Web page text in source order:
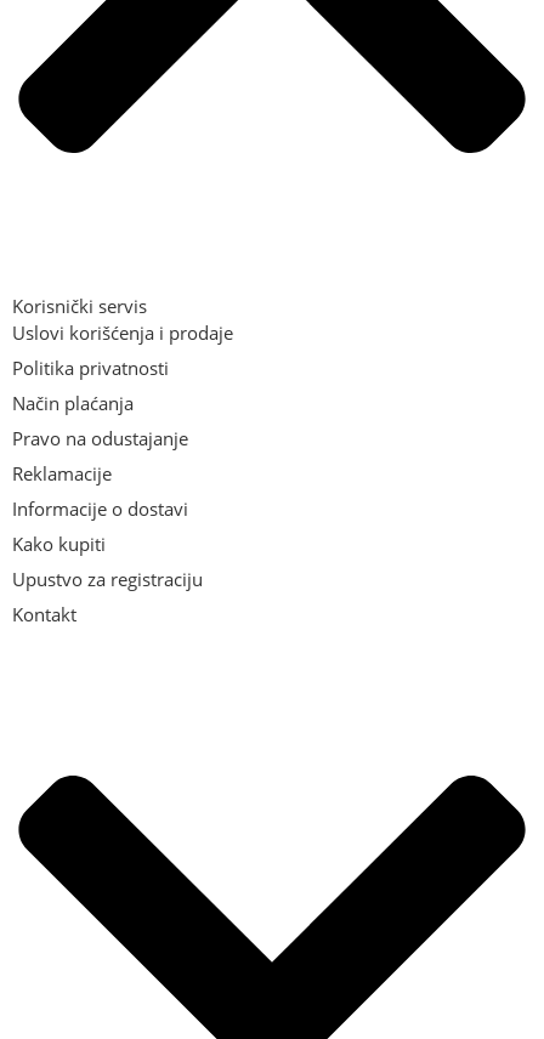
Korisnički servis
Uslovi korišćenja i prodaje
Politika privatnosti
Način plaćanja
Pravo na odustajanje
Reklamacije
Informacije o dostavi
Kako kupiti
Upustvo za registraciju
Kontakt